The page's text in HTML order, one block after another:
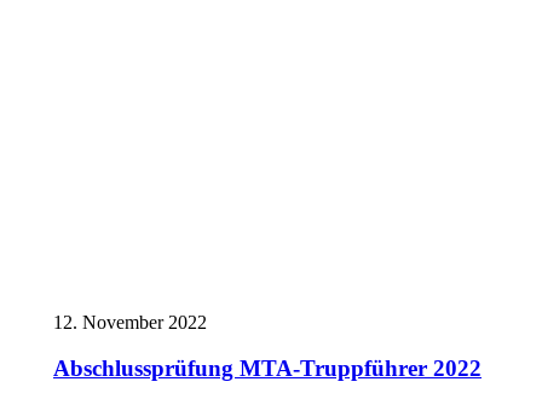
12. November 2022
Abschlussprüfung MTA-Truppführer 2022